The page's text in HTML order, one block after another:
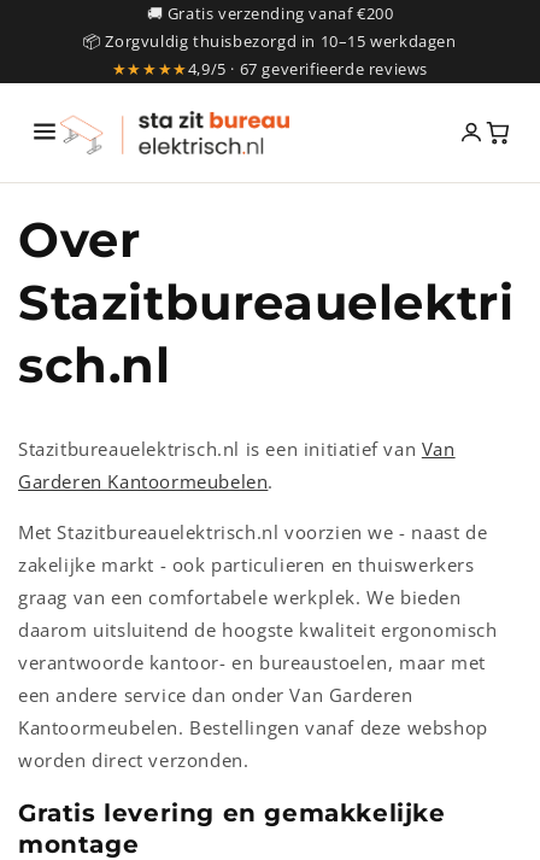
content
🚚 Gratis verzending vanaf €200
📦 Zorgvuldig thuisbezorgd in 10–15 werkdagen
★★★★★4,9/5 · 67 geverifieerde reviews
Over
Stazitbureauelektri
sch.nl
Stazitbureauelektrisch.nl is een initiatief van Van
Garderen Kantoormeubelen.
Met Stazitbureauelektrisch.nl voorzien we - naast de
zakelijke markt - ook particulieren en thuiswerkers
graag van een comfortabele werkplek. We bieden
daarom uitsluitend de hoogste kwaliteit ergonomisch
verantwoorde kantoor- en bureaustoelen, maar met
een andere service dan onder Van Garderen
Kantoormeubelen. Bestellingen vanaf deze webshop
worden direct verzonden.
Gratis levering en gemakkelijke
montage